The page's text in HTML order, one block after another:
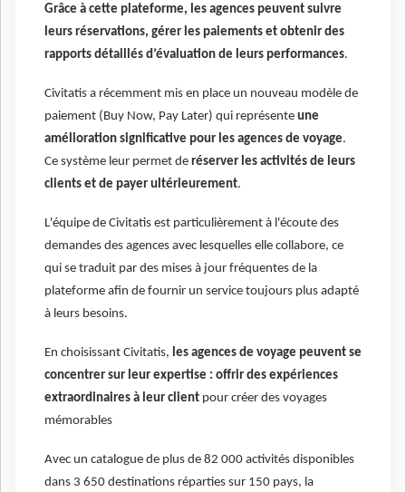
Grâce à cette plateforme, les agences peuvent suivre
leurs réservations, gérer les paiements et obtenir des
rapports détaillés d’évaluation de leurs performances.
Civitatis a récemment mis en place un nouveau modèle de
paiement (Buy Now, Pay Later) qui représente une
amélioration significative pour les agences de voyage.
Ce système leur permet de réserver les activités de leurs
clients et de payer ultérieurement.
L'équipe de Civitatis est particulièrement à l'écoute des
demandes des agences avec lesquelles elle collabore, ce
qui se traduit par des mises à jour fréquentes de la
plateforme afin de fournir un service toujours plus adapté
à leurs besoins.
En choisissant Civitatis, les agences de voyage peuvent se
concentrer sur leur expertise : offrir des expériences
extraordinaires à leur client pour créer des voyages
mémorables
Avec un catalogue de plus de 82 000 activités disponibles
dans 3 650 destinations réparties sur 150 pays, la